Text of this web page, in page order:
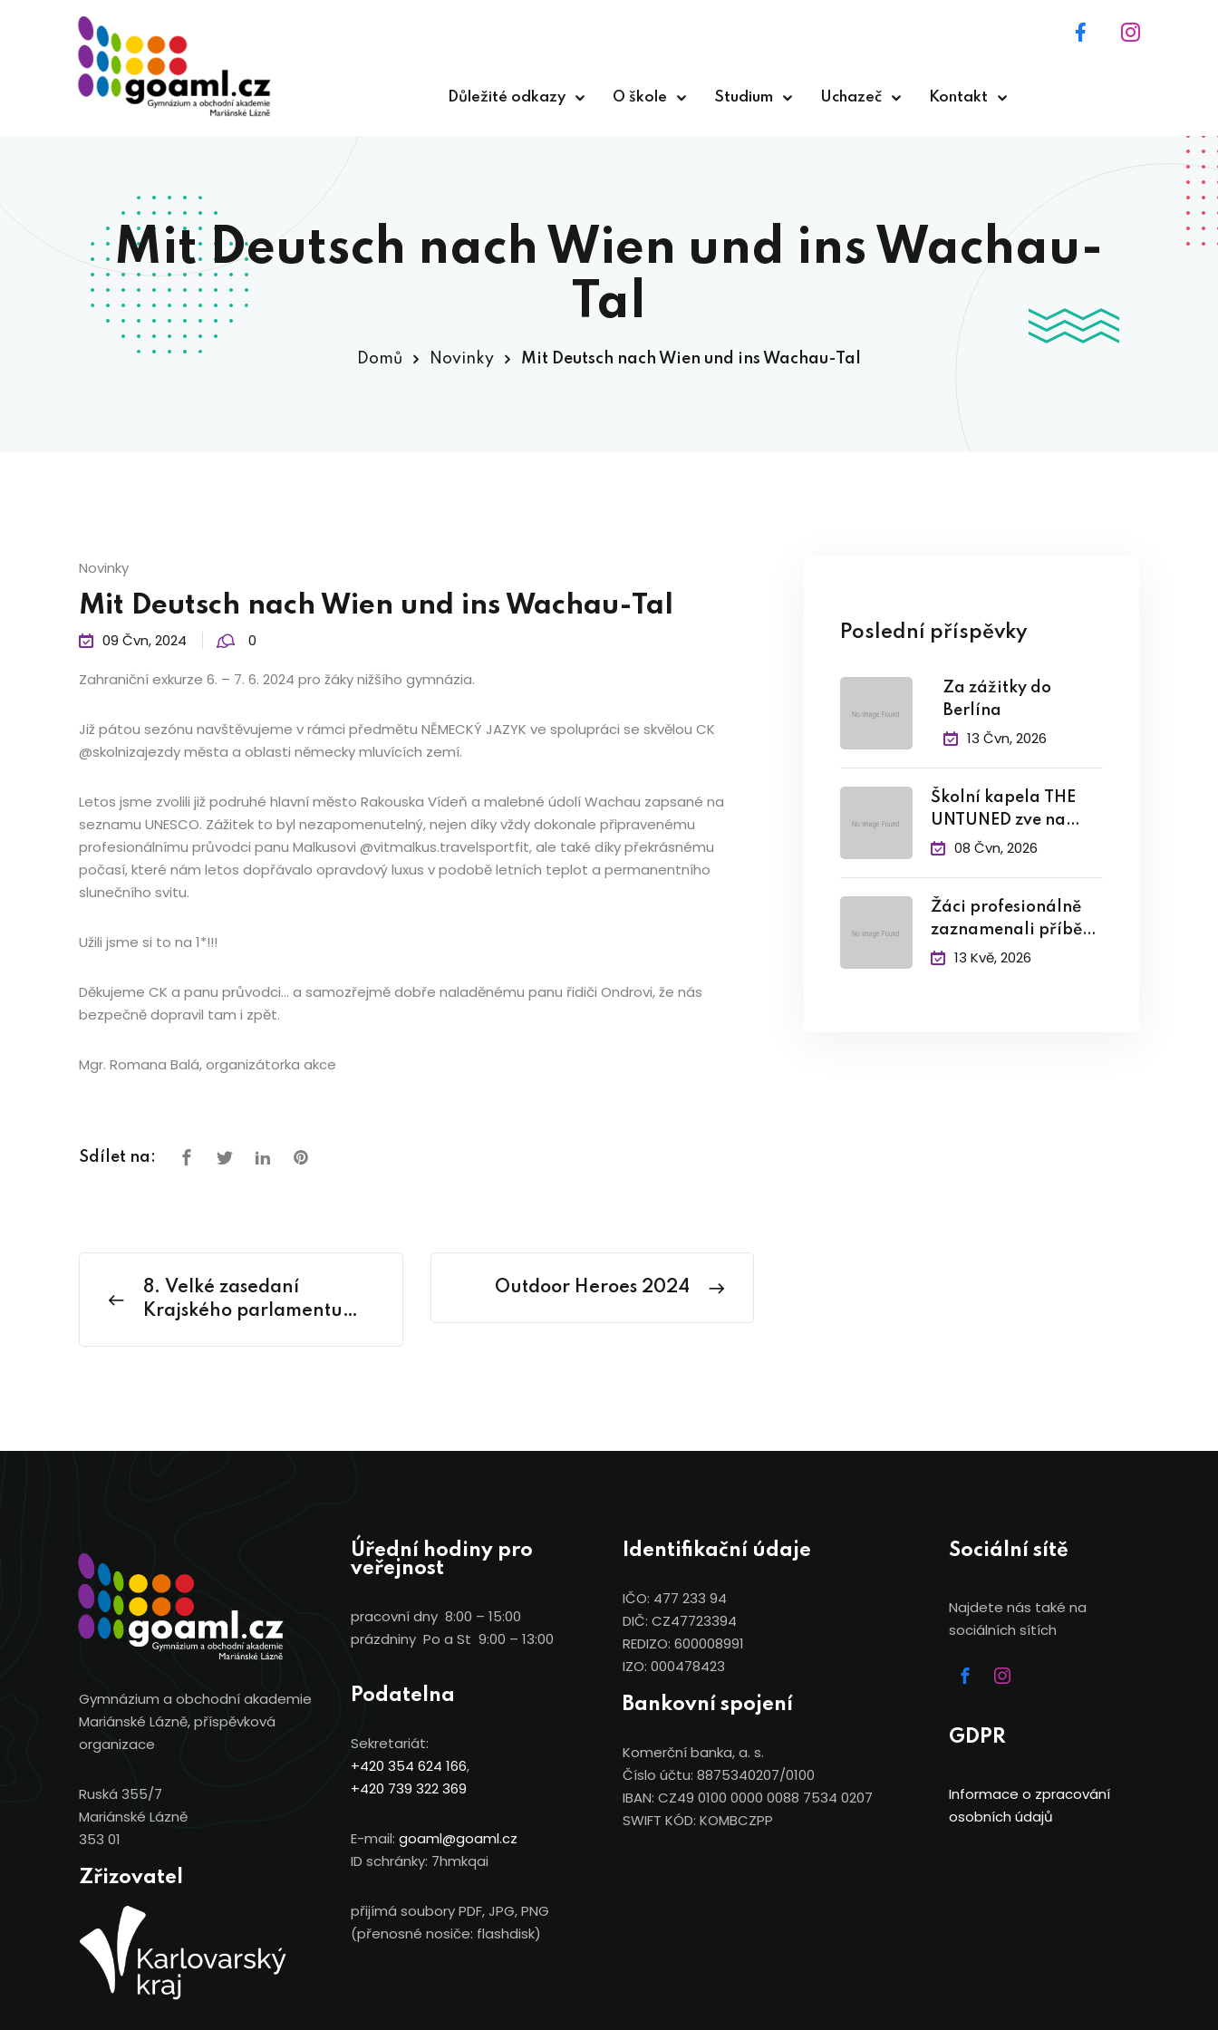
Důležité odkazy O škole Studium Uchazeč Kontakt
Mit Deutsch nach Wien und ins Wachau-
Tal
Domů Novinky Mit Deutsch nach Wien und ins Wachau-Tal
Novinky
Mit Deutsch nach Wien und ins Wachau-Tal
09 Čvn, 2024 0
Zahraniční exkurze 6. – 7. 6. 2024 pro žáky nižšího gymnázia.
Již pátou sezónu navštěvujeme v rámci předmětu NĚMECKÝ JAZYK ve spolupráci se skvělou CK
@skolnizajezdy města a oblasti německy mluvících zemí.
Letos jsme zvolili již podruhé hlavní město Rakouska Vídeň a malebné údolí Wachau zapsané na
seznamu UNESCO. Zážitek to byl nezapomenutelný, nejen díky vždy dokonale připravenému
profesionálnímu průvodci panu Malkusovi @vitmalkus.travelsportfit, ale také díky překrásnému
počasí, které nám letos dopřávalo opravdový luxus v podobě letních teplot a permanentního
slunečního svitu.
Užili jsme si to na 1*!!!
Děkujeme CK a panu průvodci… a samozřejmě dobře naladěnému panu řidiči Ondrovi, že nás
bezpečně dopravil tam i zpět.
Mgr. Romana Balá, organizátorka akce
Sdílet na:
8. Velké zasedaní
Krajského parlamentu
Outdoor Heroes 2024
Poslední příspěvky
Za zážitky do
Berlína
13 Čvn, 2026
Školní kapela THE
UNTUNED zve na
závěrečný
08 Čvn, 2026
Žáci profesionálně
zaznamenali příběh
pamětníka
13 Kvě, 2026
Gymnázium a obchodní akademie
Mariánské Lázně, příspěvková
organizace
Ruská 355/7
Mariánské Lázně
353 01
Zřizovatel
Úřední hodiny pro
veřejnost
pracovní dny 8:00 – 15:00
prázdniny Po a St 9:00 – 13:00
Podatelna
Sekretariát:
+420 354 624 166,
+420 739 322 369
E-mail: goaml@goaml.cz
ID schránky: 7hmkqai
přijímá soubory PDF, JPG, PNG
(přenosné nosiče: flashdisk)
Identifikační údaje
IČO: 477 233 94
DIČ: CZ47723394
REDIZO: 600008991
IZO: 000478423
Bankovní spojení
Komerční banka, a. s.
Číslo účtu: 8875340207/0100
IBAN: CZ49 0100 0000 0088 7534 0207
SWIFT KÓD: KOMBCZPP
Sociální sítě
Najdete nás také na
sociálních sítích
GDPR
Informace o zpracování
osobních údajů